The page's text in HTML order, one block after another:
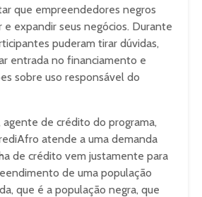
que empreendedores negros
expandir seus negócios. Durante
puderam tirar dúvidas,
entrada no financiamento e
sobre uso responsável do
agente de crédito do programa,
atende a uma demanda
de crédito vem justamente para
de uma população
que é a população negra, que